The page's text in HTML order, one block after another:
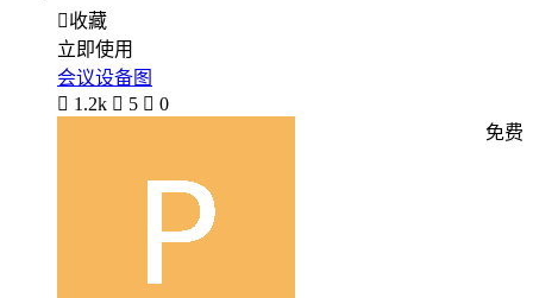
收藏
立即使用
会议设备图
 1.2k  5  0
免费